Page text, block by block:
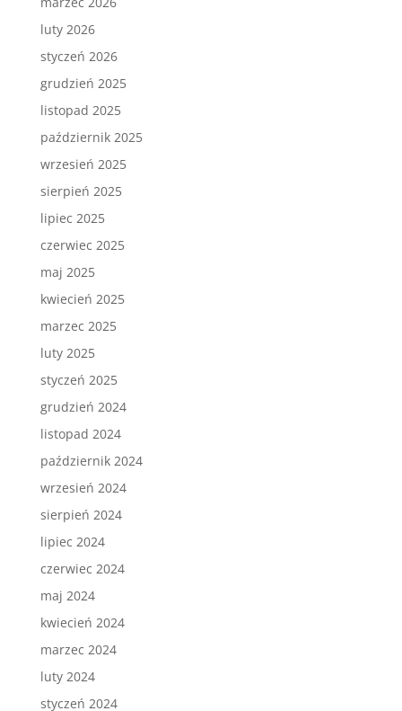
luty 2026
styczeń 2026
grudzień 2025
listopad 2025
październik 2025
wrzesień 2025
sierpień 2025
lipiec 2025
czerwiec 2025
maj 2025
kwiecień 2025
marzec 2025
luty 2025
styczeń 2025
grudzień 2024
listopad 2024
październik 2024
wrzesień 2024
sierpień 2024
lipiec 2024
czerwiec 2024
maj 2024
kwiecień 2024
marzec 2024
luty 2024
styczeń 2024